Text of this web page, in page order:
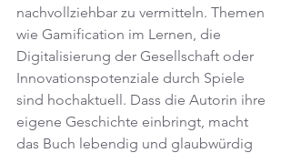
nachvollziehbar zu vermitteln. Themen
wie Gamification im Lernen, die
Digitalisierung der Gesellschaft oder
Innovationspotenziale durch Spiele
sind hochaktuell. Dass die Autorin ihre
eigene Geschichte einbringt, macht
das Buch lebendig und glaubwürdig